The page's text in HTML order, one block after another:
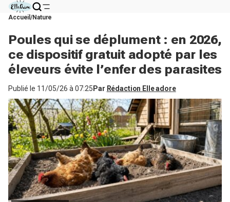
Accueil Nature
Poules qui se déplument : en 2026,
ce dispositif gratuit adopté par les
éleveurs évite l’enfer des parasites
Publié le 11/05/26 à 07:25 Par Rédaction Elle adore